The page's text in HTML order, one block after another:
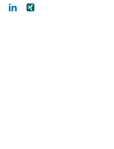
LinkedInXing